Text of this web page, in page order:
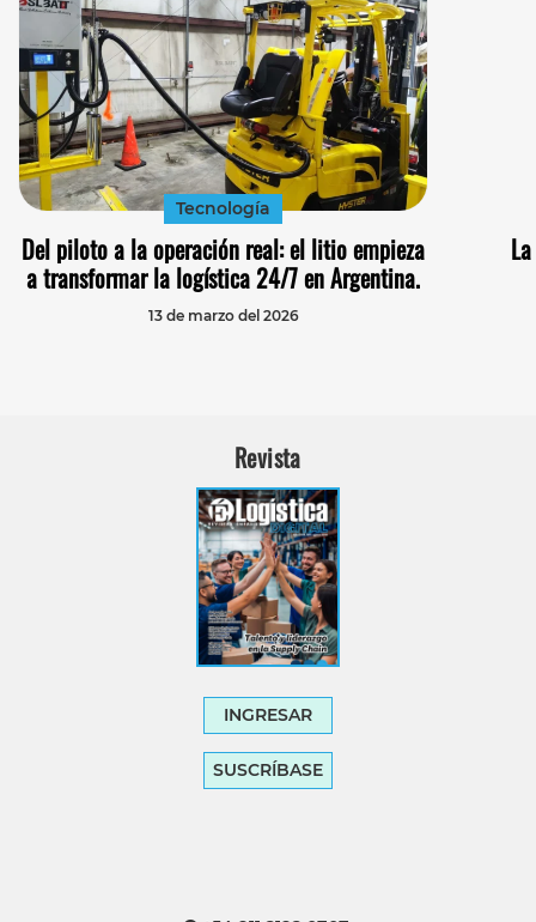
Tecnología
Del piloto a la operación real: el litio empieza
a transformar la logística 24/7 en Argentina.
13 de marzo del 2026
Revista
INGRESAR
SUSCRÍBASE